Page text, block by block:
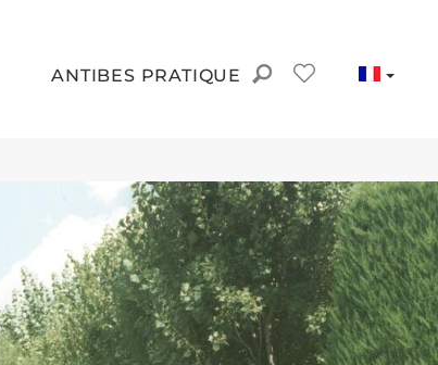
ANTIBES PRATIQUE